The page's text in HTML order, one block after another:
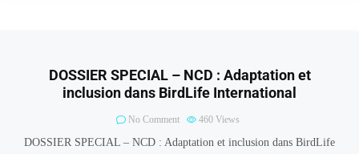
DOSSIER SPECIAL – NCD : Adaptation et
inclusion dans BirdLife International
No Comment 460 Views
DOSSIER SPECIAL – NCD : Adaptation et inclusion dans BirdLife